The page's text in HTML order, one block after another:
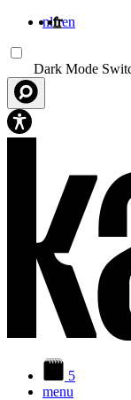
nlfren
Dark Mode
5
menu